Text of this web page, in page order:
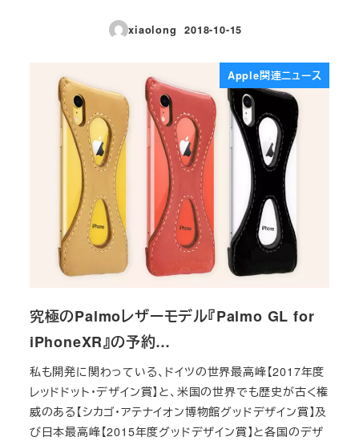
xiaolong
投稿日
2018-10-15
Apple関連ニュース
究極のPalmoレザーモデル『Palmo GL for
iPhoneXR』の予約…
私も開発に関わっている、ドイツの世界最高峰【2017年度
レッドドット・デザイン賞】と、米国の世界でも歴史が古く権
威のある【シカゴ・アテナイオン博物館グッドデザイン賞】及
び日本最高峰【2015年度グッドデザイン賞】と各国のデザ